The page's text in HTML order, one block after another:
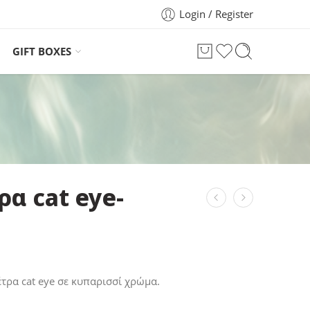
Login / Register
GIFT BOXES
cat eye-
cat eye σε κυπαρισσί χρώμα.